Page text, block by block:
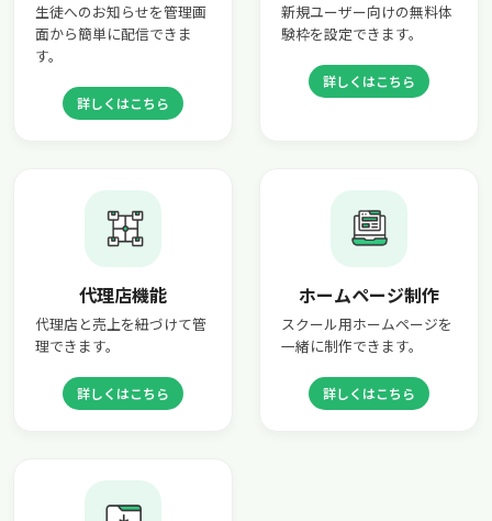
生徒へのお知らせを管理画
面から簡単に配信できま
す。
詳しくはこちら
新規ユーザー向けの無料体
験枠を設定できます。
詳しくはこちら
代理店機能
代理店と売上を紐づけて管
理できます。
詳しくはこちら
ホームページ制作
スクール用ホームページを
一緒に制作できます。
詳しくはこちら